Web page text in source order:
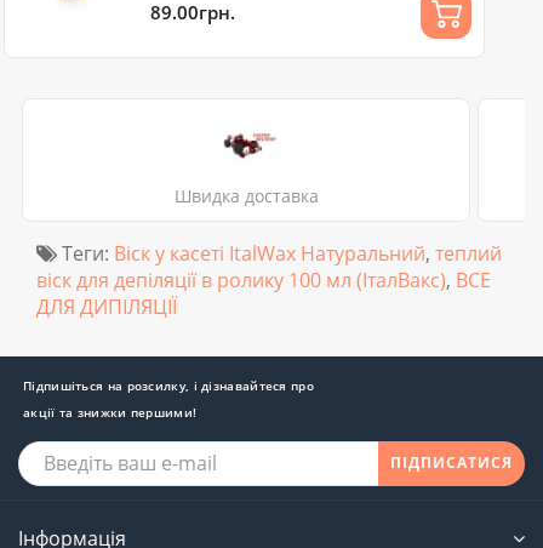
89.00грн.
Швидка доставка
Теги: Віск у касеті ItalWax Натуральний, теплий
віск для депіляції в ролику 100 мл (ІталВакс), ВСЕ
ДЛЯ ДИПІЛЯЦІЇ
Підпишіться на розсилку, і дізнавайтеся про
акції та знижки першими!
ПІДПИСАТИСЯ
Інформація